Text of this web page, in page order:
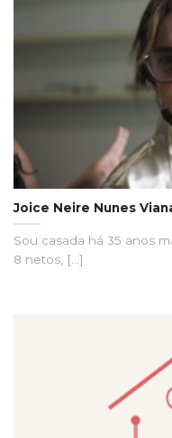
Joice Neire Nunes
Sou casada há 35 anos
8 netos, [...]